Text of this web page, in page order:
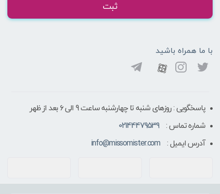
ثبت
با ما همراه باشید
پاسخگویی : روزهای شنبه تا چهارشنبه ساعت 9 الی ۶ بعد از ظهر
شماره تماس :
02144479539
آدرس ایمیل :
info@missomister.com